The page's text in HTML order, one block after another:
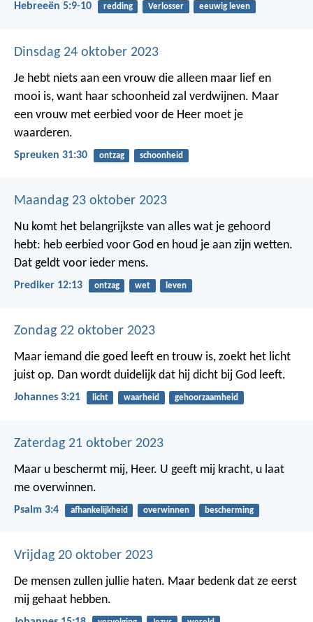
Hebreeën 5:9-10 redding Verlosser eeuwig leven
Dinsdag 24 oktober 2023
Je hebt niets aan een vrouw die alleen maar lief en
mooi is, want haar schoonheid zal verdwijnen. Maar
een vrouw met eerbied voor de Heer moet je
waarderen.
Spreuken 31:30 ontzag schoonheid
Maandag 23 oktober 2023
Nu komt het belangrijkste van alles wat je gehoord
hebt: heb eerbied voor God en houd je aan zijn wetten.
Dat geldt voor ieder mens.
Prediker 12:13 ontzag wet leven
Zondag 22 oktober 2023
Maar iemand die goed leeft en trouw is, zoekt het licht
juist op. Dan wordt duidelijk dat hij dicht bij God leeft.
Johannes 3:21 licht waarheid gehoorzaamheid
Zaterdag 21 oktober 2023
Maar u beschermt mij, Heer. U geeft mij kracht, u laat
me overwinnen.
Psalm 3:4 afhankelijkheid overwinnen bescherming
Vrijdag 20 oktober 2023
De mensen zullen jullie haten. Maar bedenk dat ze eerst
mij gehaat hebben.